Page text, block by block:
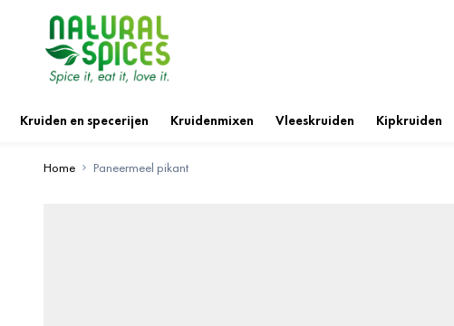
Kruiden en specerijen Kruidenmixen Vleeskruiden Kipkruiden
Home Paneermeel pikant